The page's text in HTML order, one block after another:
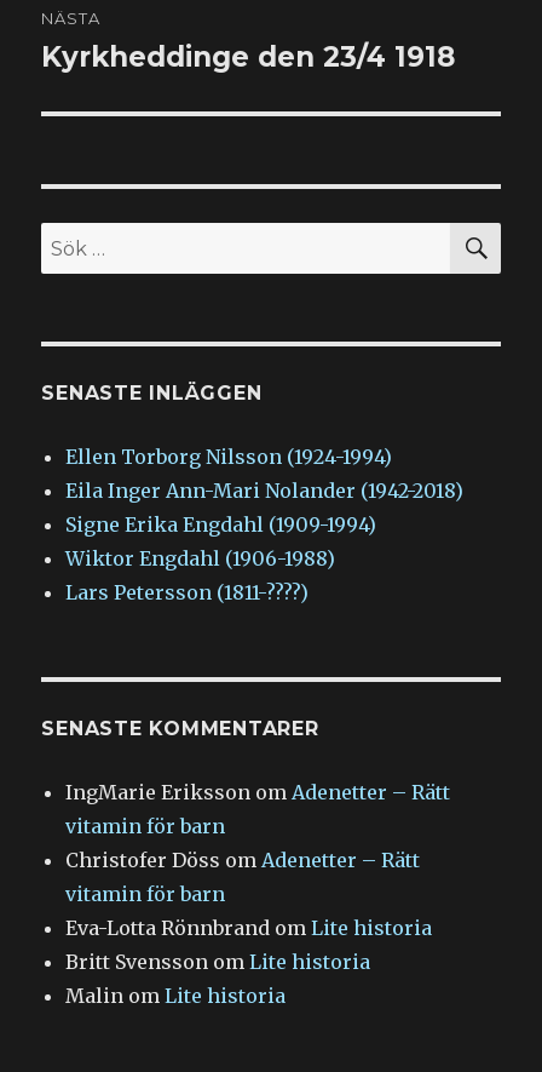
NÄSTA
Nästa
Kyrkheddinge den 23/4 1918
Sök
efter:
SENASTE INLÄGGEN
Ellen Torborg Nilsson (1924-1994)
Eila Inger Ann-Mari Nolander (1942-2018)
Signe Erika Engdahl (1909-1994)
Wiktor Engdahl (1906-1988)
Lars Petersson (1811-????)
SENASTE KOMMENTARER
IngMarie Eriksson om Adenetter – Rätt
vitamin för barn
Christofer Döss om Adenetter – Rätt
vitamin för barn
Eva-Lotta Rönnbrand omLite historia
Britt Svensson omLite historia
Malin omLite historia